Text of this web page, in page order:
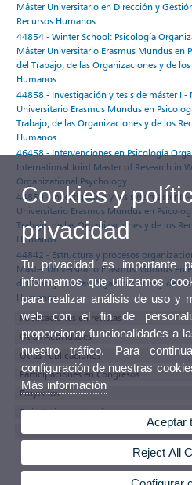
Máster Universitario en Dirección y
Recursos Humanos
44854 - Winter School: Psicología
Máster Universitario Erasmus Mundus en
del Trabajo, de las Organizaciones y de los
Humanos
44858 - Investigación y tesis de máster I -
Universitario Erasmus Mundus en
Trabajo, de las Organizaciones y de los
Humanos
46458 - Intervenciones en Psicología
International Joint Master of Research in
Organizational Psychology
44859 - Investigación y tesis de máster II -
Universitario Erasmus Mundus en
Trabajo, de las Organizaciones y de los
Humanos
44842 - Estructura y procesos
Máster Universitario Erasmus Mundus en
del Trabajo, de las Organizaciones y de los
Humanos
Publicaciones en revistas
Otras Actividades
Otras Publicaciones
Participaciones en Congresos
Proyectos
Tesis, tesinas y trabajos
Textos del currículum
Cookies y
privacidad
Tu privacidad es importante
informamos que utilizamos
para realizar análisis de uso y
web con el fin de
proporcionar funcionalidades a
nuestro tráfico. Para
configuración de nuestras
Más información
Aceptar
Reject All